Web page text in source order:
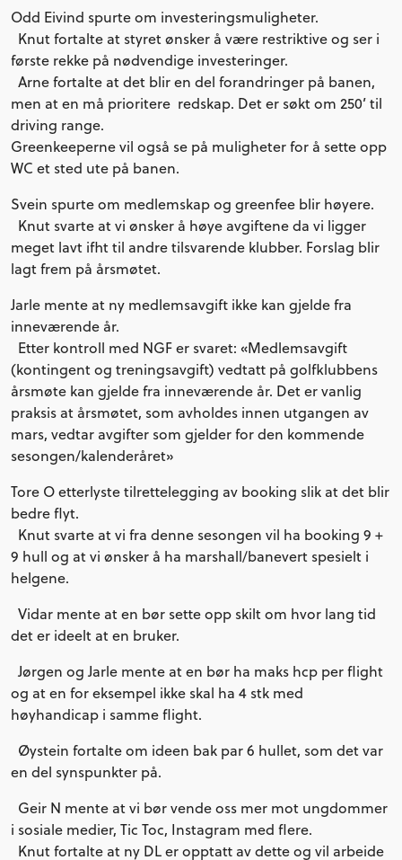
Odd Eivind spurte om investeringsmuligheter.
Knut fortalte at styret ønsker å være restriktive og ser i
første rekke på nødvendige investeringer.
Arne fortalte at det blir en del forandringer på banen,
men at en må prioritere redskap. Det er søkt om 250’ til
driving range.
Greenkeeperne vil også se på muligheter for å sette opp
WC et sted ute på banen.
Svein spurte om medlemskap og greenfee blir høyere.
Knut svarte at vi ønsker å høye avgiftene da vi ligger
meget lavt ifht til andre tilsvarende klubber. Forslag blir
lagt frem på årsmøtet.
Jarle mente at ny medlemsavgift ikke kan gjelde fra
inneværende år.
Etter kontroll med NGF er svaret: «Medlemsavgift
(kontingent og treningsavgift) vedtatt på golfklubbens
årsmøte kan gjelde fra inneværende år. Det er vanlig
praksis at årsmøtet, som avholdes innen utgangen av
mars, vedtar avgifter som gjelder for den kommende
sesongen/kalenderåret»
Tore O etterlyste tilrettelegging av booking slik at det blir
bedre flyt.
Knut svarte at vi fra denne sesongen vil ha booking 9 +
9 hull og at vi ønsker å ha marshall/banevert spesielt i
helgene.
Vidar mente at en bør sette opp skilt om hvor lang tid
det er ideelt at en bruker.
Jørgen og Jarle mente at en bør ha maks hcp per flight
og at en for eksempel ikke skal ha 4 stk med
høyhandicap i samme flight.
Øystein fortalte om ideen bak par 6 hullet, som det var
en del synspunkter på.
Geir N mente at vi bør vende oss mer mot ungdommer
i sosiale medier, Tic Toc, Instagram med flere.
Knut fortalte at ny DL er opptatt av dette og vil arbeide